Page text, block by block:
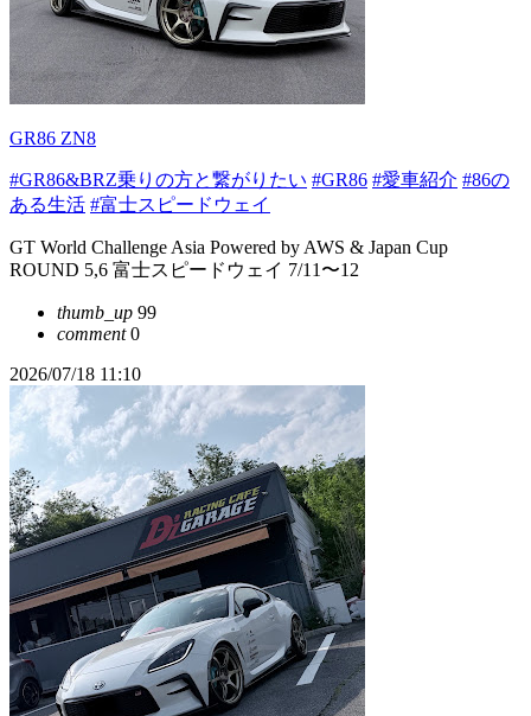
GR86 ZN8
#GR86&BRZ乗りの方と繋がりたい #GR86 #愛車紹介 #86の
ある生活 #富士スピードウェイ
GT World Challenge Asia Powered by AWS & Japan Cup
ROUND 5,6 富士スピードウェイ 7/11〜12
thumb_up 99
comment0
2026/07/18 11:10